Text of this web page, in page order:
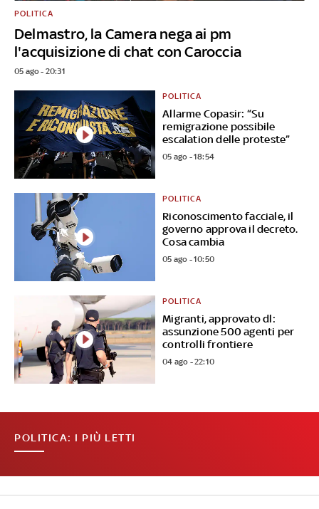
Delmastro, la Camera nega ai pm
l'acquisizione di chat con Caroccia
POLITICA
05 ago - 20:31
Allarme Copasir: “Su
remigrazione possibile
escalation delle proteste”
POLITICA
05 ago - 18:54
Riconoscimento facciale, il
governo approva il decreto.
Cosa cambia
POLITICA
05 ago - 10:50
Migranti, approvato dl:
assunzione 500 agenti per
controlli frontiere
POLITICA
04 ago - 22:10
POLITICA: I PIÙ LETTI